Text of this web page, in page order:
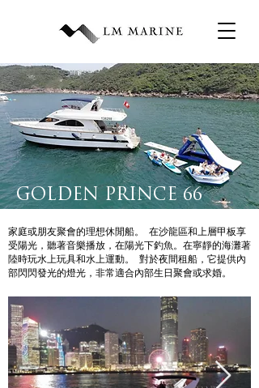
GOLDEN PRINCE 66
家庭或朋友聚會的理想休閒船。 在沙龍區和上層甲板享
受陽光，聽著音樂播放，在陽光下釣魚。在寧靜的海灘著
陸時玩水上玩具和水上運動。 對於夜間租船，它提供內
部閃閃發光的燈光，非常適合內部生日聚會或求婚。